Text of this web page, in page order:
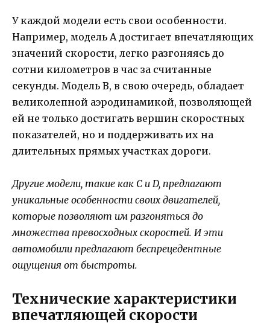
У каждой модели есть свои особенности.
Например, модель A достигает впечатляющих
значений скорости, легко разгоняясь до
сотни километров в час за считанные
секунды. Модель B, в свою очередь, обладает
великолепной аэродинамикой, позволяющей
ей не только достигать вершин скоростных
показателей, но и поддерживать их на
длительных прямых участках дороги.
Другие модели, такие как C и D, предлагают
уникальные особенности своих двигателей,
которые позволяют им разгоняться до
множества превосходных скоростей. И эти
автомобили предлагают беспрецедентные
ощущения от быстроты.
Технические характеристики
впечатляющей скорости